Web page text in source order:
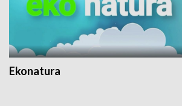
Ekonatura